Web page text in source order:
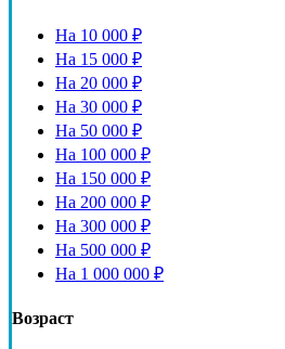
На 10 000 ₽
На 15 000 ₽
На 20 000 ₽
На 30 000 ₽
На 50 000 ₽
На 100 000 ₽
На 150 000 ₽
На 200 000 ₽
На 300 000 ₽
На 500 000 ₽
На 1 000 000 ₽
Возраст